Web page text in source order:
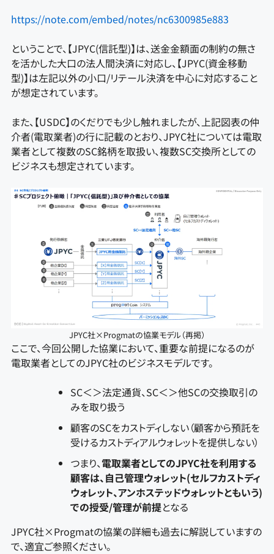
https://note.com/embed/notes/nc6300985e883
ということで、【JPYC(信託型)】は、送金金額面の制約の無さ
を活かした大口の法人間決済に対応し、【JPYC(資金移動
型)】は左記以外の小口/リテール決済を中心に対応すること
が想定されています。
また、【USDC】のくだりでも少し触れましたが、上記図表の仲
介者(電取業者)の行に記載のとおり、JPYC社については電取
業者として複数のSC銘柄を取扱い、複数SC交換所としての
ビジネスも想定されています。
JPYC社×Progmatの協業モデル（再掲）
ここで、今回公開した協業において、重要な前提になるのが
電取業者としてのJPYC社のビジネスモデルです。
SC＜＞法定通貨、SC＜＞他SCの交換取引の
みを取り扱う
顧客のSCをカストディしない（顧客から預託を
受けるカストディアルウォレットを提供しない）
つまり、電取業者としてのJPYC社を利用する
顧客は、自己管理ウォレット(セルフカストディ
ウォレット、アンホステッドウォレットともいう)
での授受/管理が前提となる
JPYC社×Progmatの協業の詳細も過去に解説していますの
で、適宜ご参照ください。